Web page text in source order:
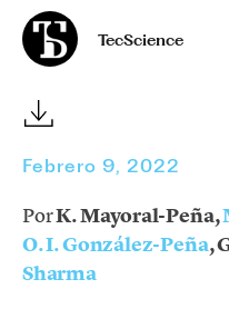
TecScience
Febrero 9, 2022
PorK. Mayoral-Peña,
O. I. González-Peña,
Sharma